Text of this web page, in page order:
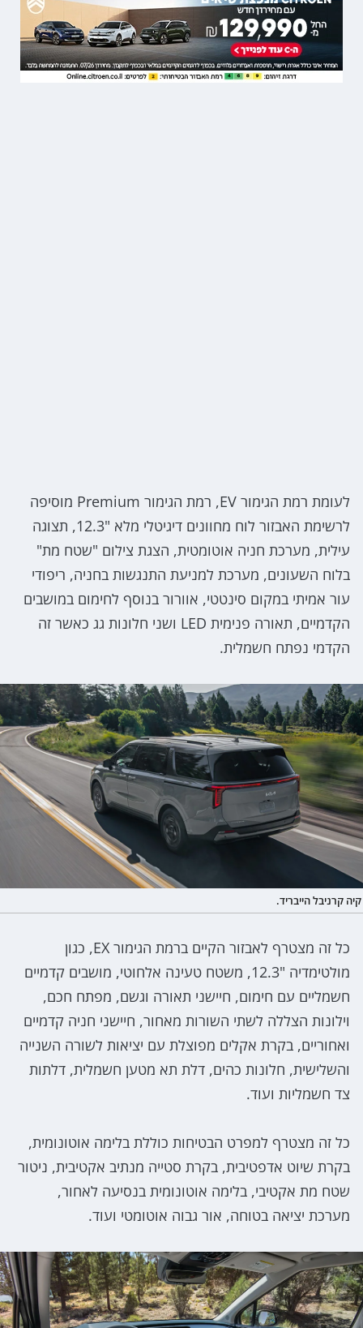
לעומת רמת הגימור EV, רמת הגימור Premium מוסיפה
לרשימת האבזור לוח מחוונים דיגיטלי מלא "12.3, תצוגה
עילית, מערכת חניה אוטומטית, הצגת צילום "שטח מת"
בלוח השעונים, מערכת למניעת התנגשות בחניה, ריפודי
עור אמיתי במקום סינטטי, אוורור בנוסף לחימום במושבים
הקדמיים, תאורה פנימית LED ושני חלונות גג כאשר זה
הקדמי נפתח חשמלית.
קיה קרניבל הייבריד.
כל זה מצטרף לאבזור הקיים ברמת הגימור EX, כגון
מולטימדיה "12.3, משטח טעינה אלחוטי, מושבים קדמיים
חשמליים עם חימום, חיישני תאורה וגשם, מפתח חכם,
וילונות הצללה לשתי השורות מאחור, חיישני חניה קדמיים
ואחוריים, בקרת אקלים מפוצלת עם יציאות לשורה השנייה
והשלישית, חלונות כהים, דלת תא מטען חשמלית, דלתות
צד חשמליות ועוד.
כל זה מצטרף למפרט הבטיחות כוללת בלימה אוטונומית,
בקרת שיוט אדפטיבית, בקרת סטייה מנתיב אקטיבית, ניטור
שטח מת אקטיבי, בלימה אוטונומית בנסיעה לאחור,
מערכת יציאה בטוחה, אור גבוה אוטומטי ועוד.